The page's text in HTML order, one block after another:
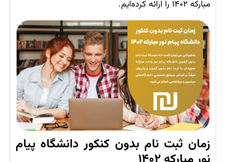
مبارکه ۱۴۰۲ را ارائه کرده‌ایم.
زمان ثبت نام بدون کنکور دانشگاه پیام